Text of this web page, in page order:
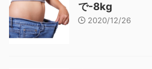
で-8kg
2020/12/26